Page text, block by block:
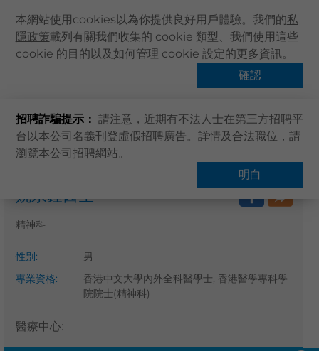
本網站使用cookies以為你提供良好用戶體驗。我們的私
隱政策載列有關我們收集的 cookie 類型、我們使用這些
cookie 的目的以及如何管理 cookie 設定的更多資訊。
確認
招聘詐騙提示： 請注意，近期有不法人士在第三方招聘平
台以本公司名義刊登虛假招聘廣告。詳情及合法職位，請
瀏覽本公司招聘網站。
明白
主頁
卓健服務
卓健手機App
最新資訊
主頁 搜尋醫療服務
姚永鏗醫生
精神科
性別:
男
專業資格:
香港中文大學內外全科醫學士, 香港醫學專科學
院院士(精神科)
醫療中心: